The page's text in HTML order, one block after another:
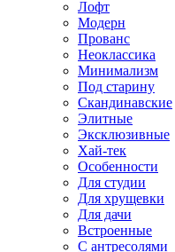
Лофт
Модерн
Прованс
Неоклассика
Минимализм
Под старину
Скандинавские
Элитные
Эксклюзивные
Хай-тек
Особенности
Для студии
Для хрущевки
Для дачи
Встроенные
С антресолями